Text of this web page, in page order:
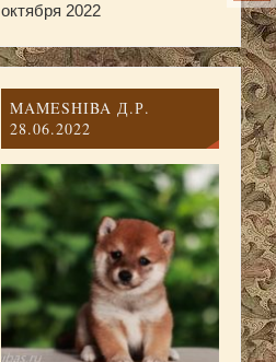
октября 2022
MAMESHIBA Д.Р.
28.06.2022